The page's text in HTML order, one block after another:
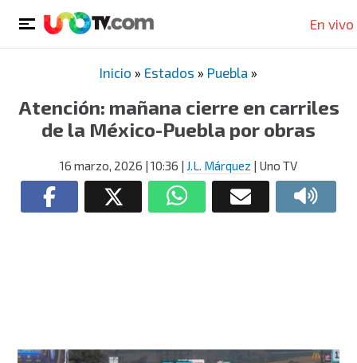
En vivo
Inicio » Estados » Puebla »
Atención: mañana cierre en carriles
de la México-Puebla por obras
16 marzo, 2026 | 10:36 | J.L. Márquez | Uno TV